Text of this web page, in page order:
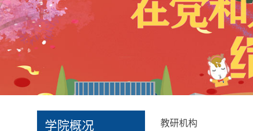
学院概况 教研机构